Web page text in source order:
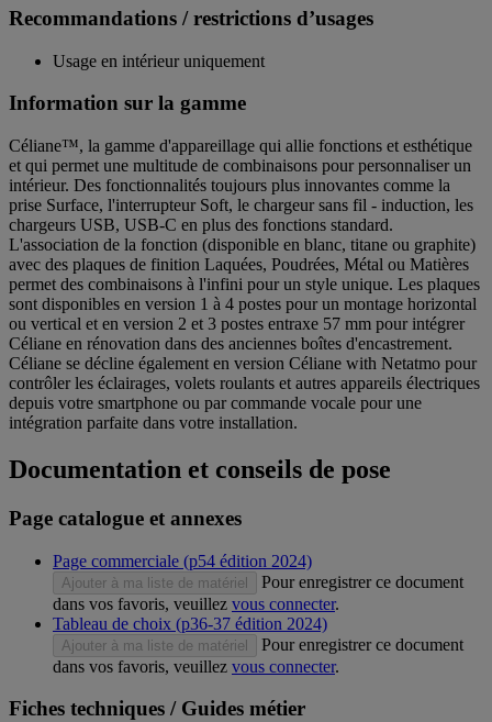
Recommandations / restrictions d’usages
Usage en intérieur uniquement
Information sur la gamme
Céliane™, la gamme d'appareillage qui allie fonctions et esthétique
et qui permet une multitude de combinaisons pour personnaliser un
intérieur. Des fonctionnalités toujours plus innovantes comme la
prise Surface, l'interrupteur Soft, le chargeur sans fil - induction, les
chargeurs USB, USB-C en plus des fonctions standard.
L'association de la fonction (disponible en blanc, titane ou graphite)
avec des plaques de finition Laquées, Poudrées, Métal ou Matières
permet des combinaisons à l'infini pour un style unique. Les plaques
sont disponibles en version 1 à 4 postes pour un montage horizontal
ou vertical et en version 2 et 3 postes entraxe 57 mm pour intégrer
Céliane en rénovation dans des anciennes boîtes d'encastrement.
Céliane se décline également en version Céliane with Netatmo pour
contrôler les éclairages, volets roulants et autres appareils électriques
depuis votre smartphone ou par commande vocale pour une
intégration parfaite dans votre installation.
Documentation et conseils de pose
Page catalogue et annexes
Page commerciale (p54 édition 2024)
Ajouter à ma liste de matériel
Pour enregistrer ce document
dans vos favoris, veuillez vous connecter.
Tableau de choix (p36-37 édition 2024)
Ajouter à ma liste de matériel
Pour enregistrer ce document
dans vos favoris, veuillez vous connecter.
Fiches techniques / Guides métier